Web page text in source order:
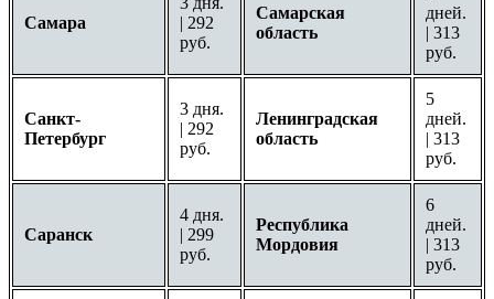
Самара
| 292
руб.
Самарская
область
дней.
| 313
руб.
Санкт-
Петербург
3 дня.
| 292
руб.
Ленинградская
область
5
дней.
| 313
руб.
Саранск
4 дня.
| 299
руб.
Республика
Мордовия
6
дней.
| 313
руб.